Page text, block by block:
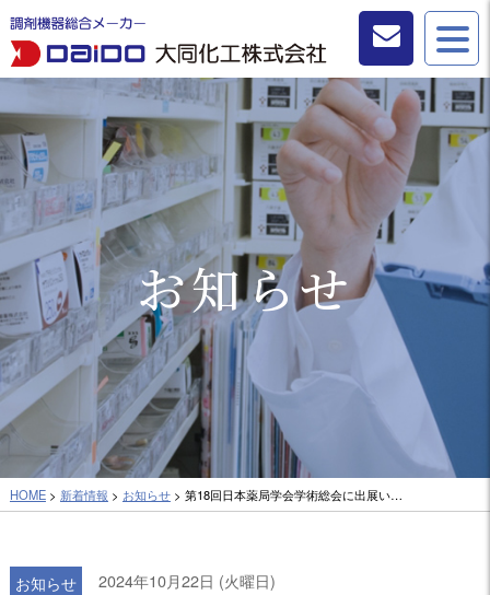
お問い合わせ
お知らせ
HOME> 新着情報 > お知らせ> 第18回日本薬局学会学術総会に出展い…
お知らせ 2024年10月22日 (火曜日)